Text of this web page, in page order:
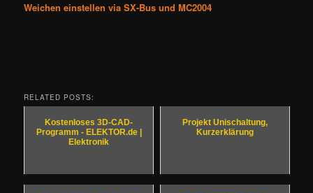
Weichen einstellen via SX-Bus und MC2004
RELATED POSTS:
Kostenloses 3D-CAD-
Programm - ELEKTOR.de |
Elektronik
Projekt Unischaltung,
Kurzerklärung